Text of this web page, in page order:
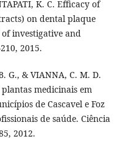
K. C. Efficacy of
on dental plaque
investigative and
2015.
G., & VIANNA, C. M. D.
medicinais em
de Cascavel e Foz
de saúde. Ciência
2012.